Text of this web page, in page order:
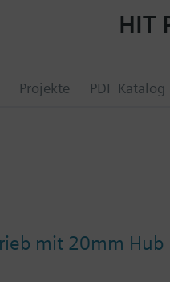
Projekte PDF Katalog
HIT
mit 20mm Hub